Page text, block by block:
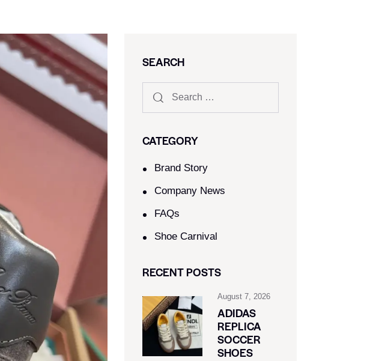
SEARCH
CATEGORY
Brand Story
Company News
FAQs
Shoe Carnival​
RECENT POSTS
August 7, 2026
ADIDAS
REPLICA
SOCCER
SHOES